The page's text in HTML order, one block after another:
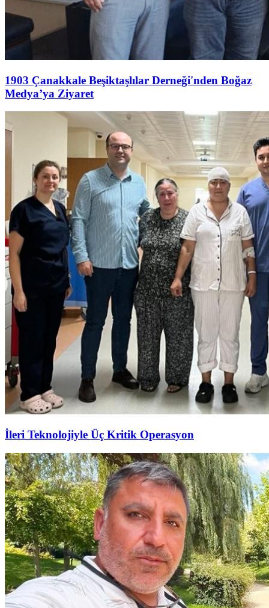
1903 Çanakkale Beşiktaşlılar Derneği'nden Boğaz
Medya’ya Ziyaret
İleri Teknolojiyle Üç Kritik Operasyon